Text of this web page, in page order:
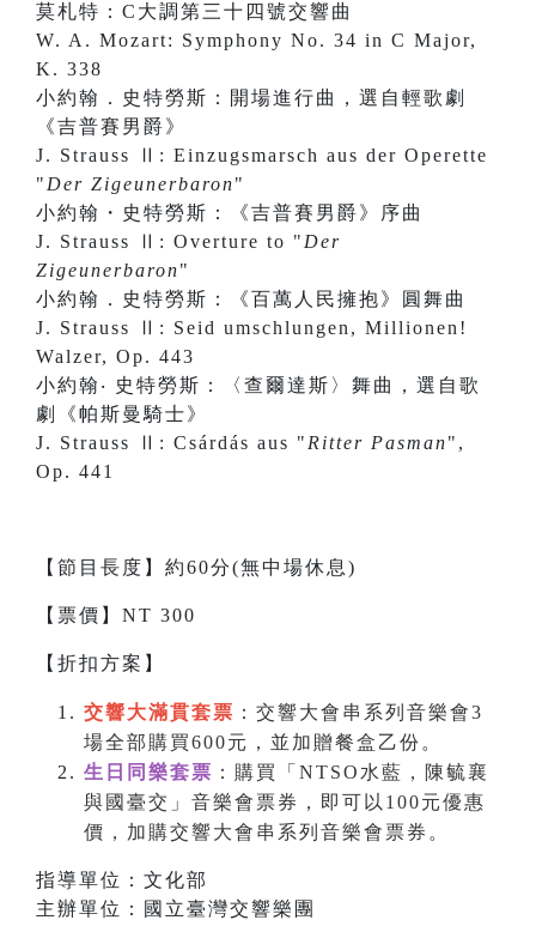
莫札特：C大調第三十四號交響曲
W. A. Mozart: Symphony No. 34 in C Major,
K. 338
小約翰．史特勞斯：開場進行曲，選自輕歌劇
《吉普賽男爵》
J. Strauss Ⅱ: Einzugsmarsch aus der Operette
" Der Zigeunerbaron"
小約翰・史特勞斯：《吉普賽男爵》序曲
J. Strauss Ⅱ: Overture to " Der
Zigeunerbaron"
小約翰．史特勞斯：《百萬人民擁抱》圓舞曲
J. Strauss Ⅱ: Seid umschlungen, Millionen!
Walzer, Op. 443
小約翰‧ 史特勞斯：〈查爾達斯〉舞曲，選自歌
劇《帕斯曼騎士》
J. Strauss Ⅱ: Csárdás aus " Ritter Pasman",
Op. 441
【節目長度】約60分(無中場休息)
【票價】NT 300
【折扣方案】
交響大滿貫套票 ：交響大會串系列音樂會3
場全部購買600元，並加贈餐盒乙份 。
生日同樂套票 ：購買「NTSO水藍，陳毓襄
與國臺交」音樂會票券，即可以100元優惠
價，加購交響大會串系列音樂會票券。
指導單位：文化部
主辦單位：國立臺灣交響樂團